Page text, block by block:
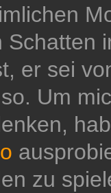
Schatten
er sei
Um
zu